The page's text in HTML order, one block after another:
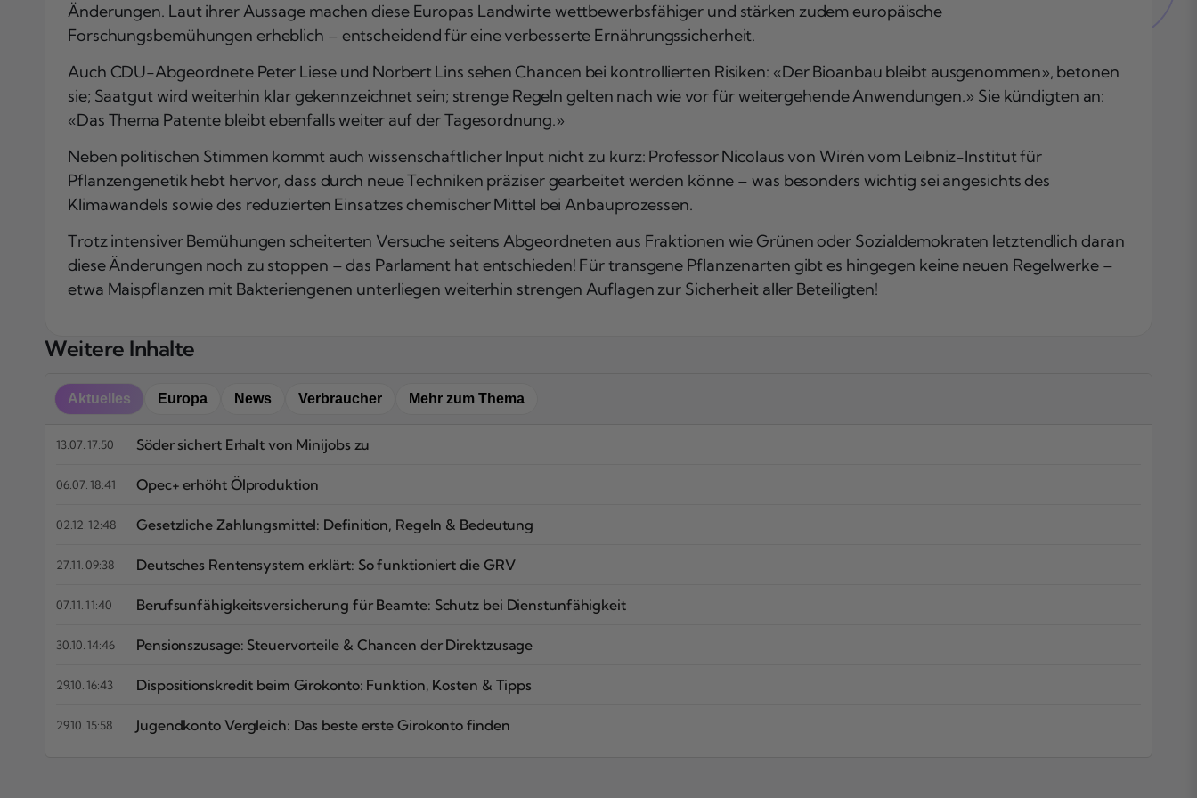
Änderungen. Laut ihrer Aussage machen diese Europas Landwirte wettbewerbsfähiger und stärken zudem europäische
Forschungsbemühungen erheblich – entscheidend für eine verbesserte Ernährungssicherheit.
Auch CDU-Abgeordnete Peter Liese und Norbert Lins sehen Chancen bei kontrollierten Risiken: «Der Bioanbau bleibt ausgenommen», betonen
sie; Saatgut wird weiterhin klar gekennzeichnet sein; strenge Regeln gelten nach wie vor für weitergehende Anwendungen.» Sie kündigten an:
«Das Thema Patente bleibt ebenfalls weiter auf der Tagesordnung.»
Neben politischen Stimmen kommt auch wissenschaftlicher Input nicht zu kurz: Professor Nicolaus von Wirén vom Leibniz-Institut für
Pflanzengenetik hebt hervor, dass durch neue Techniken präziser gearbeitet werden könne – was besonders wichtig sei angesichts des
Klimawandels sowie des reduzierten Einsatzes chemischer Mittel bei Anbauprozessen.
Trotz intensiver Bemühungen scheiterten Versuche seitens Abgeordneten aus Fraktionen wie Grünen oder Sozialdemokraten letztendlich daran
diese Änderungen noch zu stoppen – das Parlament hat entschieden! Für transgene Pflanzenarten gibt es hingegen keine neuen Regelwerke –
etwa Maispflanzen mit Bakteriengenen unterliegen weiterhin strengen Auflagen zur Sicherheit aller Beteiligten!
Weitere Inhalte
Aktuelles Europa News Verbraucher Mehr zum Thema
13.07. 17:50 Söder sichert Erhalt von Minijobs zu
06.07. 18:41 Opec+ erhöht Ölproduktion
02.12. 12:48 Gesetzliche Zahlungsmittel: Definition, Regeln & Bedeutung
27.11. 09:38 Deutsches Rentensystem erklärt: So funktioniert die GRV
07.11. 11:40 Berufsunfähigkeitsversicherung für Beamte: Schutz bei Dienstunfähigkeit
30.10. 14:46 Pensionszusage: Steuervorteile & Chancen der Direktzusage
29.10. 16:43 Dispositionskredit beim Girokonto: Funktion, Kosten & Tipps
29.10. 15:58 Jugendkonto Vergleich: Das beste erste Girokonto finden